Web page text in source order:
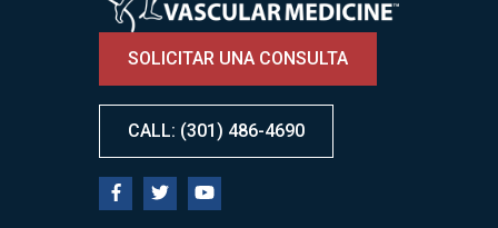
SOLICITAR UNA CONSULTA
CALL: (301) 486-4690